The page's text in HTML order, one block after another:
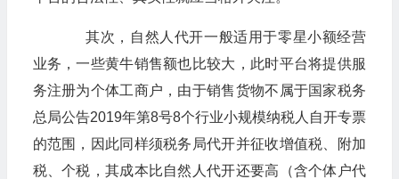
其次，自然人代开一般适用于零星小额经营
业务，一些黄牛销售额也比较大，此时平台将提供服
务注册为个体工商户，由于销售货物不属于国家税务
总局公告2019年第8号8个行业小规模纳税人自开专票
的范围，因此同样须税务局代开并征收增值税、附加
税、个税，其成本比自然人代开还要高（含个体户代